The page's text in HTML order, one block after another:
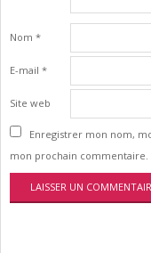
Nom *
E-mail *
Site web
Enregistrer mon nom,
mon prochain commentaire.